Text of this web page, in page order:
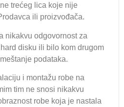
trećeg lica koje nije
ili proizvođača.
nikakvu odgovornost za
disku ili bilo kom drugom
podataka.
i montažu robe na
tim ne snosi nikakvu
robe koja je nastala